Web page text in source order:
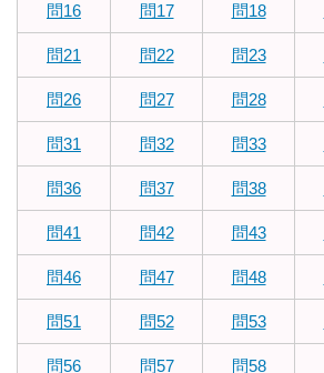
問16 問17 問18
問21 問22 問23
問26 問27 問28
問31 問32 問33
問36 問37 問38
問41 問42 問43
問46 問47 問48
問51 問52 問53
問56 問57 問58